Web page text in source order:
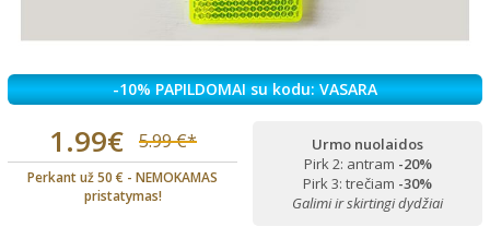
-10% PAPILDOMAI su kodu: VASARA
1.99€ 5.99 €*
Perkant už 50 € - NEMOKAMAS
pristatymas!
Urmo nuolaidos
Pirk 2: antram -20%
Pirk 3: trečiam -30%
Galimi ir skirtingi dydžiai